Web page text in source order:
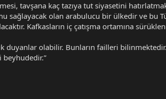
tavşana kaç tazıya tut siyasetini
sağlayacak olan arabulucu bir ülkedir ve bu
Kafkasların iç çatışma ortamına
olabilir. Bunların failleri bilinmektedir.
beyhudedir.”